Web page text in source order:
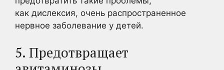
как дислексия, очень распространенное
нервное заболевание у детей.
5. Предотвращает